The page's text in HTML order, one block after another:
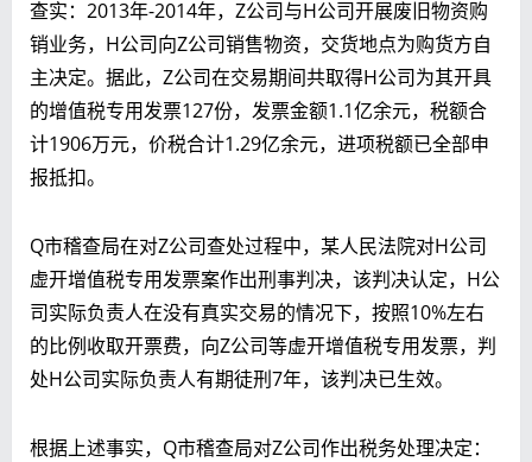
查实：2013年-2014年，Z公司与H公司开展废旧物资购
销业务，H公司向Z公司销售物资，交货地点为购货方自
主决定。据此，Z公司在交易期间共取得H公司为其开具
的增值税专用发票127份，发票金额1.1亿余元，税额合
计1906万元，价税合计1.29亿余元，进项税额已全部申
报抵扣。
Q市稽查局在对Z公司查处过程中，某人民法院对H公司
虚开增值税专用发票案作出刑事判决，该判决认定，H公
司实际负责人在没有真实交易的情况下，按照10%左右
的比例收取开票费，向Z公司等虚开增值税专用发票，判
处H公司实际负责人有期徒刑7年，该判决已生效。
根据上述事实，Q市稽查局对Z公司作出税务处理决定：